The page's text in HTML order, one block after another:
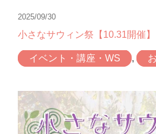
2025/09/30
小さなサウィン祭【10.31開催】
イベント・講座・WS ,